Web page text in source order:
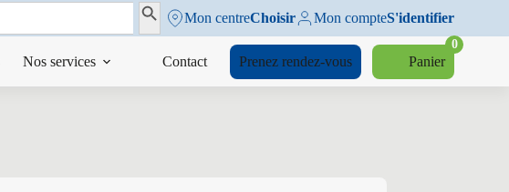
Search ButtonMon centreChoisir Mon compteS'identifier
Nos services Contact Prenez rendez-vous Panier
0